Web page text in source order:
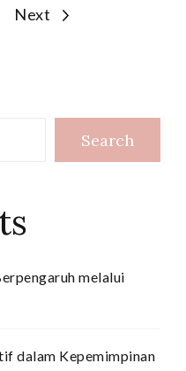
Next
Search
melalui
dalam Kepemimpinan